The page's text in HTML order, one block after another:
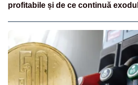
profitabile și de ce continuă